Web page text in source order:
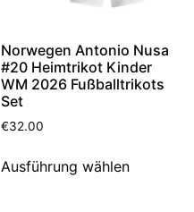
Norwegen Antonio Nusa
#20 Heimtrikot Kinder
WM 2026 Fußballtrikots
Set
€32.00
Ausführung wählen